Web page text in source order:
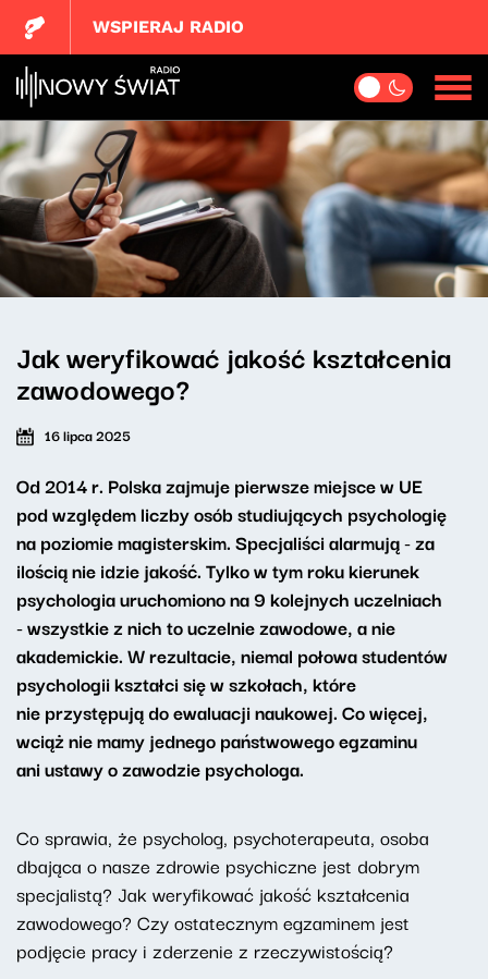
WSPIERAJ RADIO
Jak weryfikować jakość kształcenia
zawodowego?
16 lipca 2025
Od 2014 r. Polska zajmuje pierwsze miejsce w UE
pod względem liczby osób studiujących psychologię
na poziomie magisterskim. Specjaliści alarmują - za
ilością nie idzie jakość. Tylko w tym roku kierunek
psychologia uruchomiono na 9 kolejnych uczelniach
- wszystkie z nich to uczelnie zawodowe, a nie
akademickie. W rezultacie, niemal połowa studentów
psychologii kształci się w szkołach, które
nie przystępują do ewaluacji naukowej. Co więcej,
wciąż nie mamy jednego państwowego egzaminu
ani ustawy o zawodzie psychologa.
Co sprawia, że psycholog, psychoterapeuta, osoba
dbająca o nasze zdrowie psychiczne jest dobrym
specjalistą? Jak weryfikować jakość kształcenia
zawodowego? Czy ostatecznym egzaminem jest
podjęcie pracy i zderzenie z rzeczywistością?